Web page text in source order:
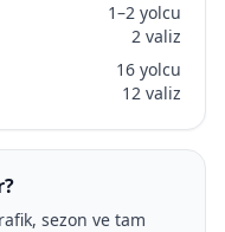
1–2 yolcu
2 valiz
16 yolcu
12 valiz
sezon ve tam